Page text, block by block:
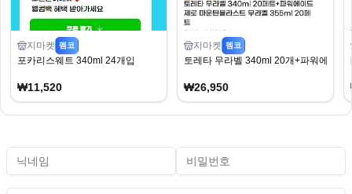
지마켓 펨코
포카리스웨트 340ml 24개입
₩11,520
지마켓 펨코
토레타 무라벨 340ml 20개+파워에이
₩26,950